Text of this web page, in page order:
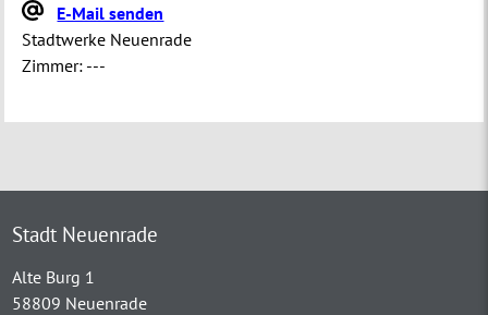
E-Mail senden
Stadtwerke Neuenrade
Zimmer: ---
Stadt Neuenrade
Alte Burg 1
58809 Neuenrade